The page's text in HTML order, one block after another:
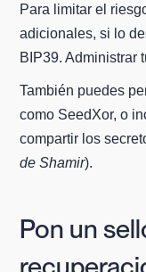
Para limitar el
adicionales, si lo
BIP39. Administrar
También puedes
como SeedXor, o
compartir los
de Shamir).
Pon un